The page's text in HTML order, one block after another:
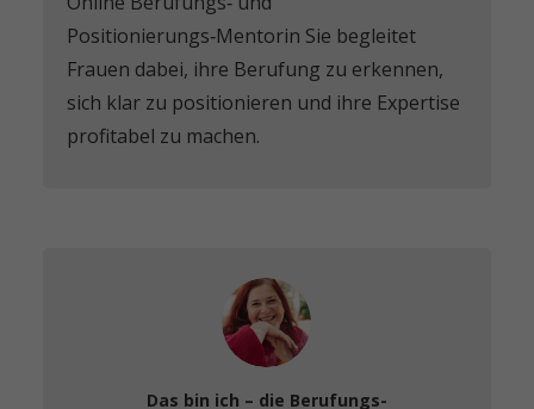
Positionierungs‑Mentorin Sie begleitet
Frauen dabei, ihre Berufung zu erkennen,
sich klar zu positionieren und ihre Expertise
profitabel zu machen.
Das bin ich – die Berufungs-